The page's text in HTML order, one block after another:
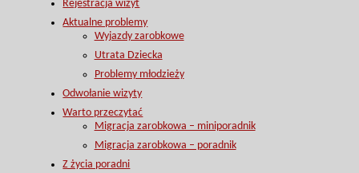
Rejestracja wizyt
Aktualne problemy
Wyjazdy zarobkowe
Utrata Dziecka
Problemy młodzieży
Odwołanie wizyty
Warto przeczytać
Migracja zarobkowa – miniporadnik
Migracja zarobkowa – poradnik
Z życia poradni